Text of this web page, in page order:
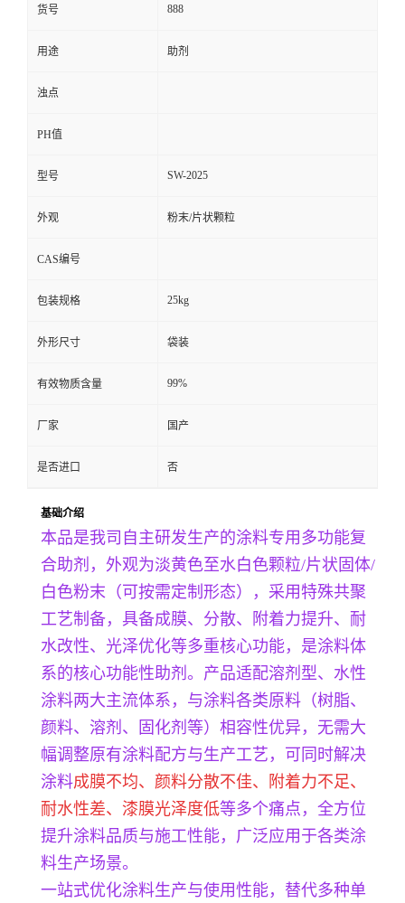
货号 888
用途 助剂
浊点
PH值
型号 SW-2025
外观 粉末/片状颗粒
CAS编号
包装规格 25kg
外形尺寸 袋装
有效物质含量 99%
厂家 国产
是否进口 否
基础介绍
本品是我司自主研发生产的涂料专用多功能复
合助剂，外观为淡黄色至水白色颗粒/片状固体/
白色粉末（可按需定制形态），采用特殊共聚
工艺制备，具备成膜、分散、附着力提升、耐
水改性、光泽优化等多重核心功能，是涂料体
系的核心功能性助剂。产品适配溶剂型、水性
涂料两大主流体系，与涂料各类原料（树脂、
颜料、溶剂、固化剂等）相容性优异，无需大
幅调整原有涂料配方与生产工艺，可同时解决
涂料成膜不均、颜料分散不佳、附着力不足、
耐水性差、漆膜光泽度低等多个痛点，全方位
提升涂料品质与施工性能，广泛应用于各类涂
料生产场景。
一站式优化涂料生产与使用性能，替代多种单